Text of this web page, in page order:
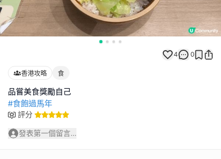
4 0
香港攻略 食
#食飽過馬年
評分
發表第一個留言...